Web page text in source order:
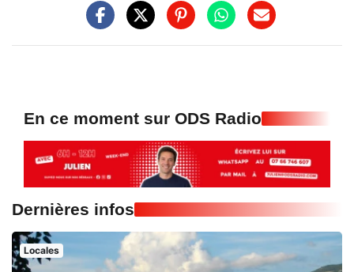
En ce moment sur ODS Radio
Dernières infos
Locales